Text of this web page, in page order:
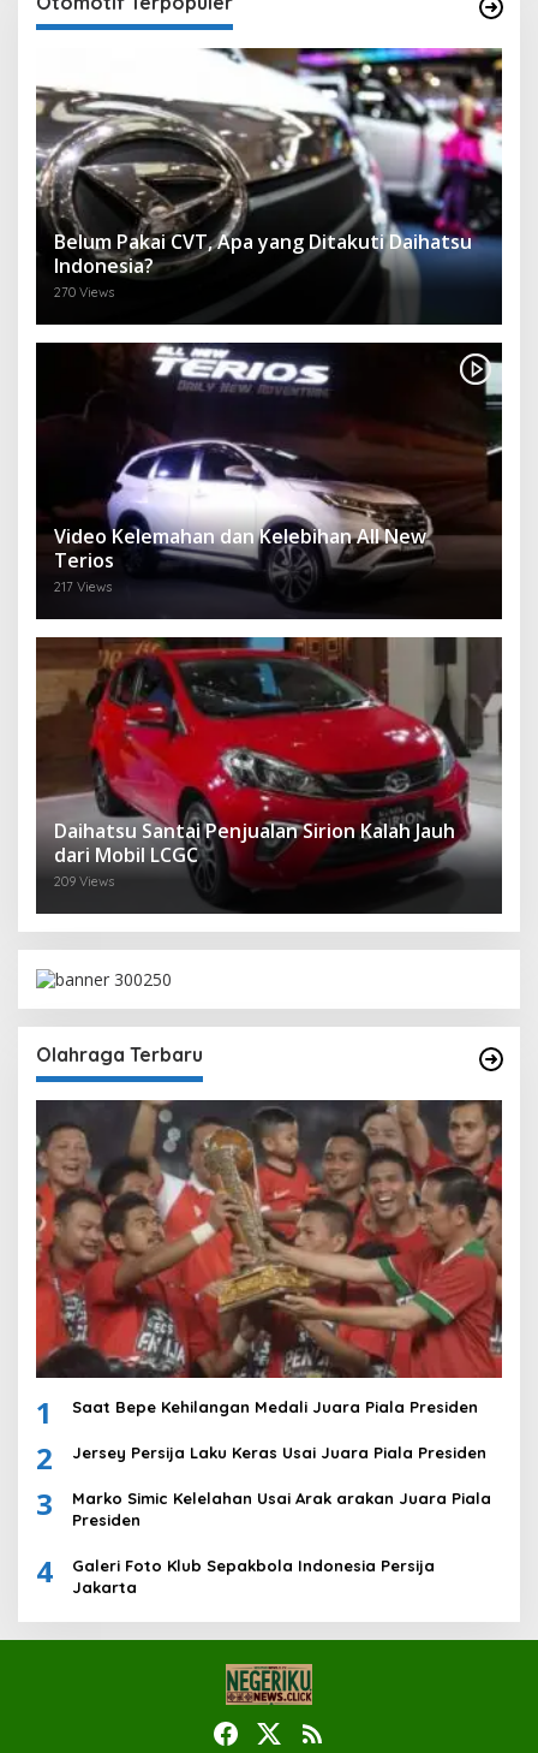
Belum Pakai CVT, Apa yang Ditakuti Daihatsu
Indonesia?
270 Views
Video Kelemahan dan Kelebihan All New
Terios
217 Views
Daihatsu Santai Penjualan Sirion Kalah Jauh
dari Mobil LCGC
209 Views
Olahraga Terbaru
1 Saat Bepe Kehilangan Medali Juara Piala Presiden
2 Jersey Persija Laku Keras Usai Juara Piala Presiden
3
Marko Simic Kelelahan Usai Arak arakan Juara Piala
Presiden
4
Galeri Foto Klub Sepakbola Indonesia Persija
Jakarta